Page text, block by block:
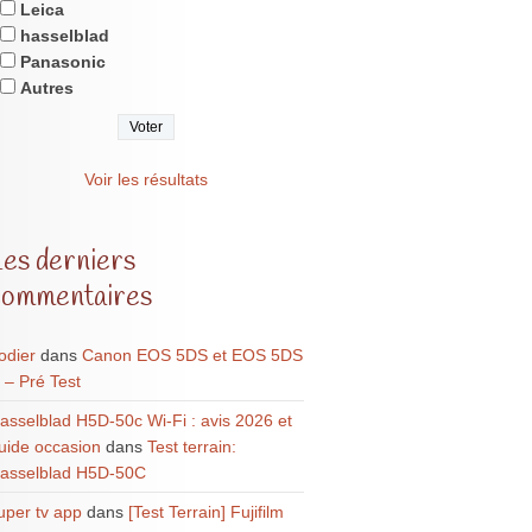
Leica
hasselblad
Panasonic
Autres
Voir les résultats
derniers
dans Canon EOS 5DS et EOS 5DS
– Pré Test
H5D-50c Wi-Fi : avis 2026 et
occasion dans Test terrain:
H5D-50C
tv appdans [Test Terrain] Fujifilm